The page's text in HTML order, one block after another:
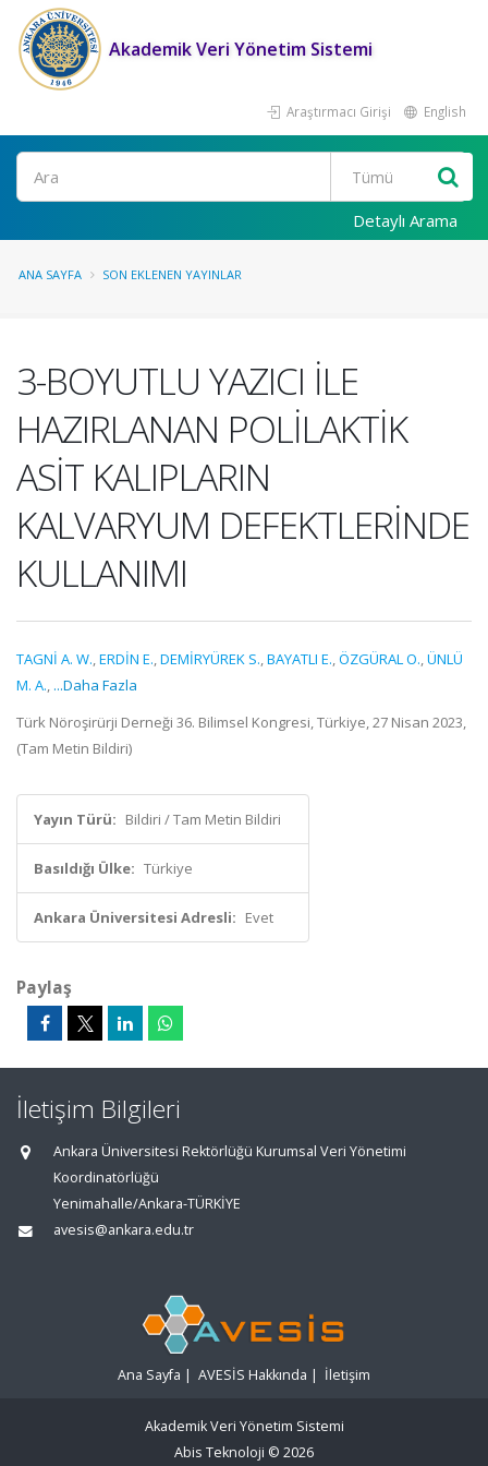
Akademik Veri Yönetim Sistemi
Araştırmacı Girişi English
Ara
Detaylı Arama
ANA SAYFA SON EKLENEN YAYINLAR
3-BOYUTLU YAZICI İLE
HAZIRLANAN POLİLAKTİK
ASİT KALIPLARIN
KALVARYUM DEFEKTLERİNDE
KULLANIMI
TAGNİ A. W.,ERDİN E.,DEMİRYÜREK S.,BAYATLI E.,ÖZGÜRAL O.,ÜNLÜ
M. A., ...Daha Fazla
Türk Nöroşirürji Derneği 36. Bilimsel Kongresi, Türkiye, 27 Nisan 2023,
(Tam Metin Bildiri)
Yayın Türü: Bildiri / Tam Metin Bildiri
Basıldığı Ülke: Türkiye
Ankara Üniversitesi Adresli: Evet
Paylaş
İletişim Bilgileri
Ankara Üniversitesi Rektörlüğü Kurumsal Veri Yönetimi
Koordinatörlüğü
Yenimahalle/Ankara-TÜRKİYE
avesis@ankara.edu.tr
Ana Sayfa | AVESİS Hakkında | İletişim
Akademik Veri Yönetim Sistemi
Abis Teknoloji © 2026